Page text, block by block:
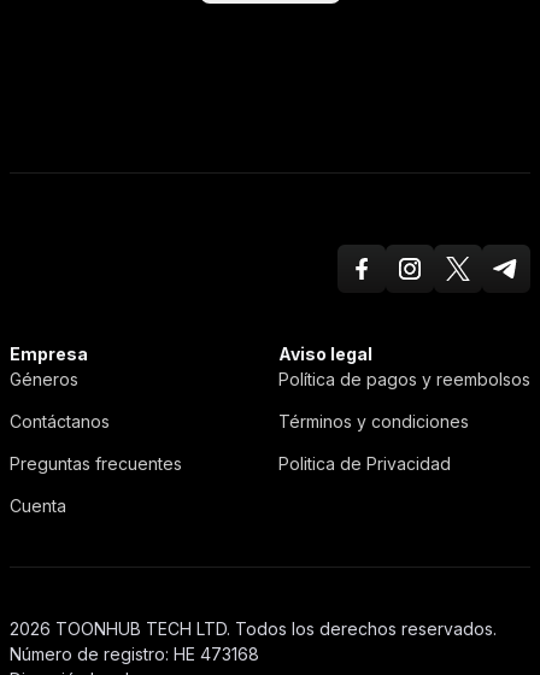
FacebookInstagramTwitter X
Empresa
Géneros
Contáctanos
Preguntas frecuentes
Cuenta
Aviso legal
Política de pagos y reembolsos
Términos y condiciones
Politica de Privacidad
2026 TOONHUB TECH LTD. Todos los derechos reservados.
Número de registro: HE 473168